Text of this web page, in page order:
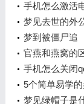
手机怎么激活
梦见去世的外
梦到被僵尸追
官燕和燕窝的
手机怎么关闭
5个简单易学
梦见绿帽子是